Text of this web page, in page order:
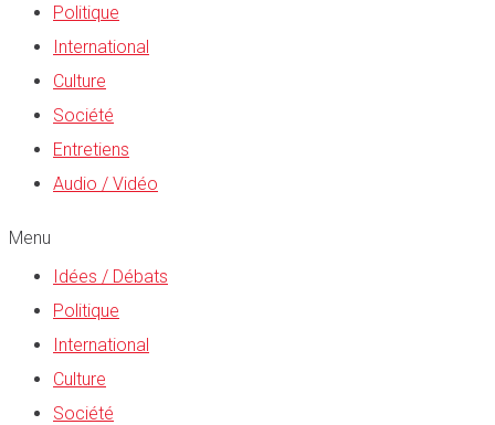
Politique
International
Culture
Société
Entretiens
Audio / Vidéo
Menu
Idées / Débats
Politique
International
Culture
Société